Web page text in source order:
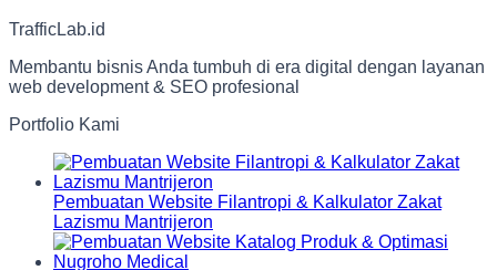
TrafficLab.id
Membantu bisnis Anda tumbuh di era digital dengan layanan
web development & SEO profesional
Portfolio Kami
Pembuatan Website Filantropi & Kalkulator Zakat
Lazismu Mantrijeron